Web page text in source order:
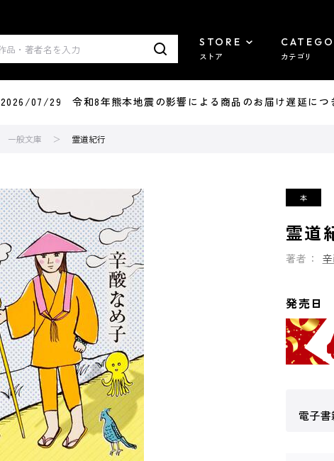
STORE
ストア カテゴリ
2026/07/29 令和8年熊本地震の影響による商品のお届け遅延につ
一般文庫 霊道紀行
霊道
著者：
発売日
電子書